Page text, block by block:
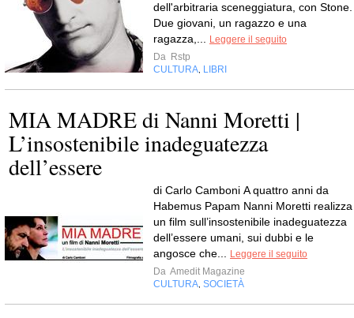
dell'arbitraria sceneggiatura, con Stone.
Due giovani, un ragazzo e una
ragazza,...
Leggere il seguito
Da Rstp
CULTURA LIBRI
MIA MADRE di Nanni Moretti |
L’insostenibile inadeguatezza
dell’essere
di Carlo Camboni A quattro anni da
Habemus Papam Nanni Moretti realizza
un film sull’insostenibile inadeguatezza
dell’essere umani, sui dubbi e le
angosce che...
Leggere il seguito
Da Amedit Magazine
CULTURA SOCIETÀ